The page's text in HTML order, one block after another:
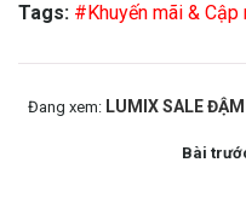
Tags: #Khuyến mãi & Cập
Đang xem: LUMIX SALE ĐẬM
Bài